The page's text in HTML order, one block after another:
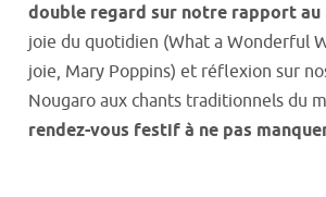
double regard sur notre rapport au
joie du quotidien (What a Wonderful
joie, Mary Poppins) et réflexion sur
Nougaro aux chants traditionnels du
rendez-vous festif à ne pas